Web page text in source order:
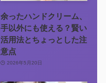
余ったハンドクリーム、
手以外にも使える？賢い
活用法とちょっとした注
意点
2026年5月20日